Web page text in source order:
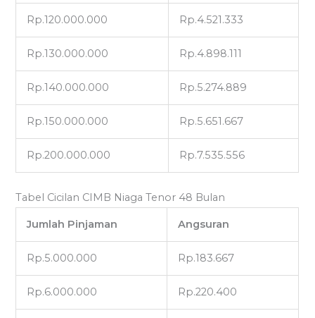
Rp.120.000.000 Rp.4.521.333
Rp.130.000.000 Rp.4.898.111
Rp.140.000.000 Rp.5.274.889
Rp.150.000.000 Rp.5.651.667
Rp.200.000.000 Rp.7.535.556
Tabel Cicilan CIMB Niaga Tenor 48 Bulan
Jumlah Pinjaman Angsuran
Rp.5.000.000 Rp.183.667
Rp.6.000.000 Rp.220.400